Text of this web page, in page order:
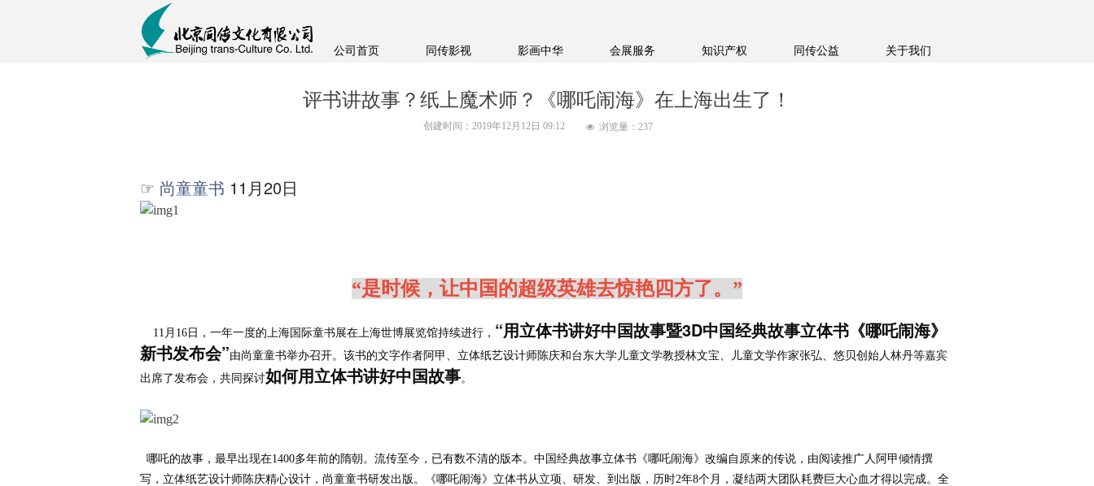
公司首页 同传影视 影画中华 会展服务 知识产权 同传公益 关于我们
评书讲故事？纸上魔术师？《哪吒闹海》在上海出生了！
☞ 尚童童书 11 月20日
“是时候，让中国的超级英雄去惊艳四方了。”
11 月 16 日，一年一度的上海国际童书展在上海世博展览馆持续进行， “用立体书讲好中国故事暨3D中国经典故事立体书《哪吒闹海》
新书发布会”由尚童童书举办召开。该书的文字作者阿甲、立体纸艺设计师陈庆和台东大学儿童文学教授林文宝、儿童文学作家张弘、悠贝创始人林丹等嘉宾
出席了发布会，共同探讨如何用立体书讲好中国故事。
哪吒的故事，最早出现在1400多年前的隋朝。流传至今，已有数不清的版本。中国经典故事立体书《哪吒闹海》改编自原来的传说，由阅读推广人阿甲倾情撰
写，立体纸艺设计师陈庆精心设计，尚童童书研发出版。《哪吒闹海》立体书从立项、研发、到出版，历时2年8个月，凝结两大团队耗费巨大心血才得以完成。全
넶 浏览量： 237
创建时间： 2019年12月12日 09:12